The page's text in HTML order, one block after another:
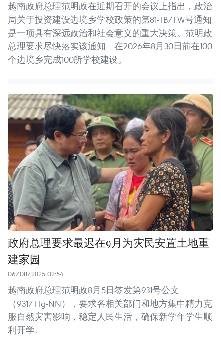
越南政府总理范明政在近期召开的会议上指出，政治
局关于投资建设边境乡学校政策的第81-TB/TW号通知
是一项具有深远政治和社会意义的重大决策。范明政
总理要求尽快落实该通知，在2026年8月30日前在100
个边境乡完成100所学校建设。
政府总理要求最迟在9月为灾民安置土地重
建家园
06/08/2025 02:54
越南政府总理范明政8月5日签发第931号公文
（931/TTg-NN），要求各相关部门和地方集中精力克
服自然灾害影响，稳定人民生活，确保新学年学生顺
利开学。 ​